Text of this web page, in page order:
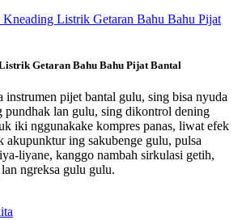
Getaran Bahu Bahu Pijat Bantal
pijet bantal gulu, sing bisa nyuda
pundhak lan gulu, sing dikontrol dening
iki nggunakake kompres panas, liwat efek
akupunktur ing sakubenge gulu, pulsa
liyane, kanggo nambah sirkulasi getih,
ngreksa gulu gulu.